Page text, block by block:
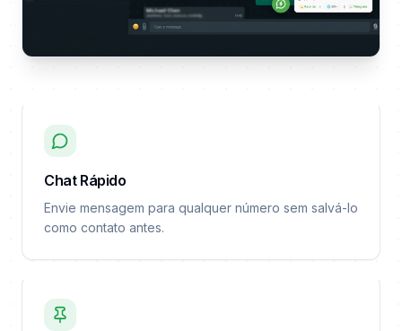
Chat Rápido
Envie mensagem para qualquer número sem salvá-lo
como contato antes.